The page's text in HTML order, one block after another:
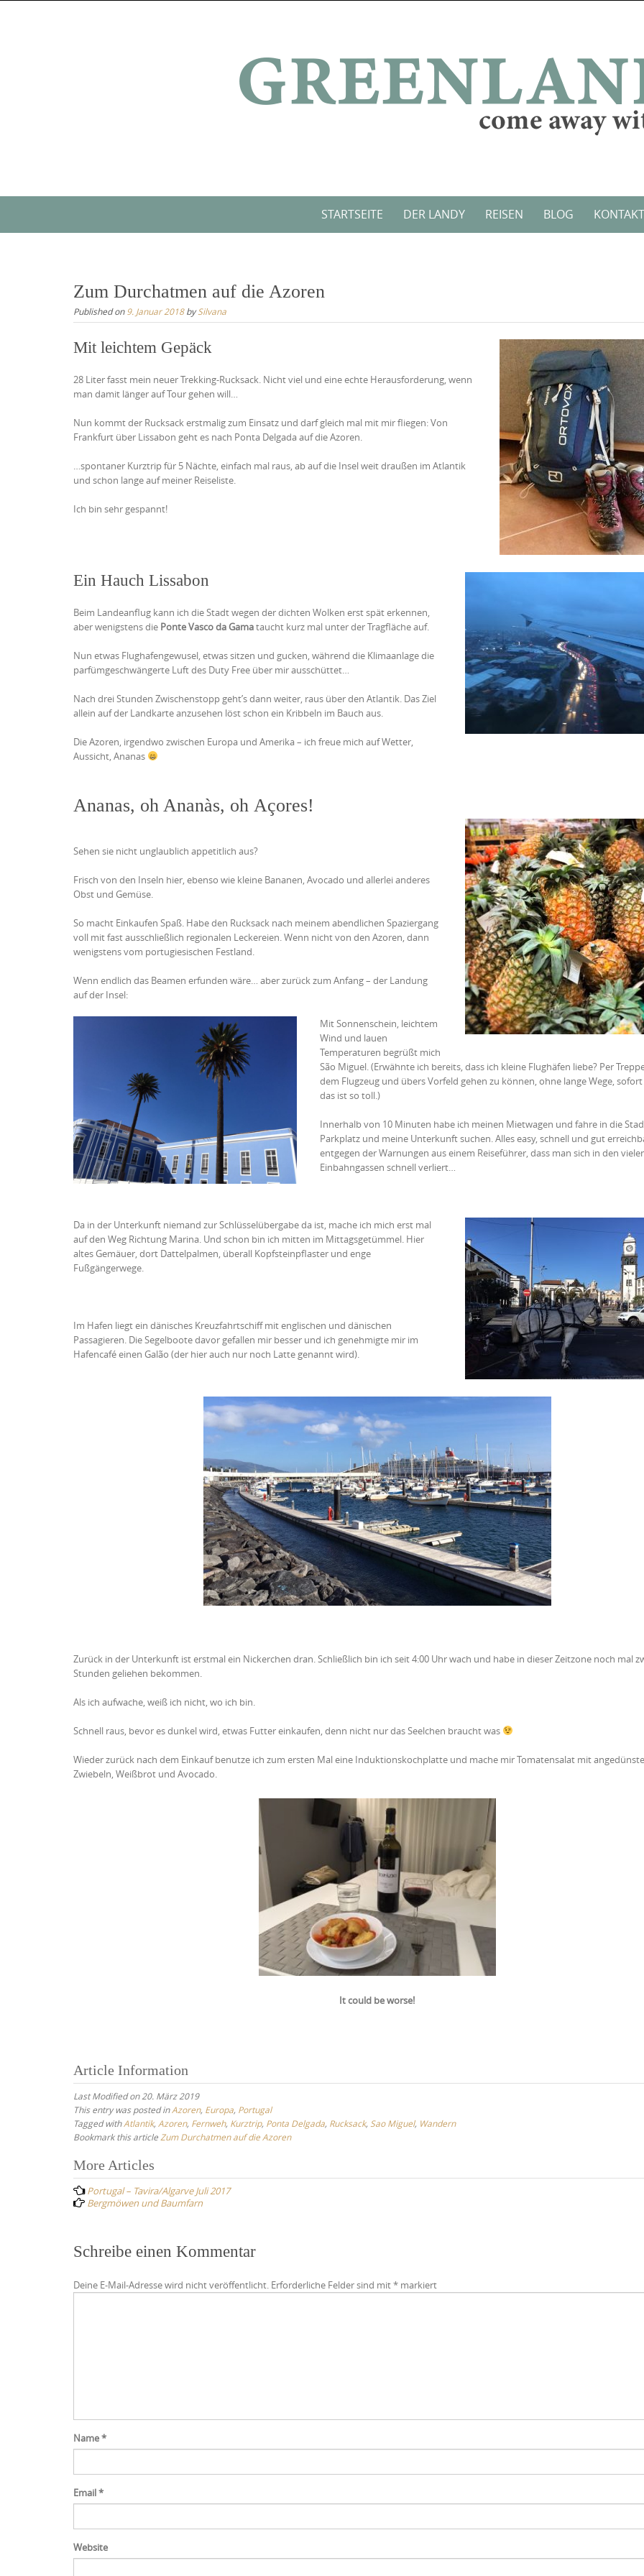
STARTSEITE DER LANDY REISEN BLOG KONTAKT
Zum Durchatmen auf die Azoren
Published on 9. Januar 2018bySilvana
Mit leichtem Gepäck
28 Liter fasst mein neuer Trekking-Rucksack. Nicht viel und eine echte Herausforderung, wenn
man damit länger auf Tour gehen will…
Nun kommt der Rucksack erstmalig zum Einsatz und darf gleich mal mit mir fliegen: Von
Frankfurt über Lissabon geht es nach Ponta Delgada auf die Azoren.
…spontaner Kurztrip für 5 Nächte, einfach mal raus, ab auf die Insel weit draußen im Atlantik
und schon lange auf meiner Reiseliste.
Ich bin sehr gespannt!
Ein Hauch Lissabon
Beim Landeanflug kann ich die Stadt wegen der dichten Wolken erst spät erkennen,
aber wenigstens die Ponte Vasco da Gamataucht kurz mal unter der Tragfläche auf.
Nun etwas Flughafengewusel, etwas sitzen und gucken, während die Klimaanlage die
parfümgeschwängerte Luft des Duty Free über mir ausschüttet…
Nach drei Stunden Zwischenstopp geht’s dann weiter, raus über den Atlantik. Das Ziel
allein auf der Landkarte anzusehen löst schon ein Kribbeln im Bauch aus.
Die Azoren, irgendwo zwischen Europa und Amerika – ich freue mich auf Wetter,
Aussicht, Ananas
Ananas, oh Ananàs, oh Açores!
Sehen sie nicht unglaublich appetitlich aus?
Frisch von den Inseln hier, ebenso wie kleine Bananen, Avocado und allerlei anderes
Obst und Gemüse.
So macht Einkaufen Spaß. Habe den Rucksack nach meinem abendlichen Spaziergang
voll mit fast ausschließlich regionalen Leckereien. Wenn nicht von den Azoren, dann
wenigstens vom portugiesischen Festland.
Wenn endlich das Beamen erfunden wäre… aber zurück zum Anfang – der Landung
auf der Insel:
Mit Sonnenschein, leichtem
Wind und lauen
Temperaturen begrüßt mich
São Miguel. (Erwähnte ich bereits, dass ich kleine Flughäfen liebe? Per
dem Flugzeug und übers Vorfeld gehen zu können, ohne lange Wege, sofort
das ist so toll.)
Innerhalb von 10 Minuten habe ich meinen Mietwagen und fahre in die
Parkplatz und meine Unterkunft suchen. Alles easy, schnell und gut
entgegen der Warnungen aus einem Reiseführer, dass man sich in den
Einbahngassen schnell verliert…
Da in der Unterkunft niemand zur Schlüsselübergabe da ist, mache ich mich erst mal
auf den Weg Richtung Marina. Und schon bin ich mitten im Mittagsgetümmel. Hier
altes Gemäuer, dort Dattelpalmen, überall Kopfsteinpflaster und enge
Fußgängerwege.
Im Hafen liegt ein dänisches Kreuzfahrtschiff mit englischen und dänischen
Passagieren. Die Segelboote davor gefallen mir besser und ich genehmigte mir im
Hafencafé einen Galão (der hier auch nur noch Latte genannt wird).
Zurück in der Unterkunft ist erstmal ein Nickerchen dran. Schließlich bin ich seit 4:00 Uhr wach und habe in dieser Zeitzone noch mal
Stunden geliehen bekommen.
Als ich aufwache, weiß ich nicht, wo ich bin.
Schnell raus, bevor es dunkel wird, etwas Futter einkaufen, denn nicht nur das Seelchen braucht was
Wieder zurück nach dem Einkauf benutze ich zum ersten Mal eine Induktionskochplatte und mache mir Tomatensalat mit
Zwiebeln, Weißbrot und Avocado.
It could be worse!
Article Information
Last Modified on 20. März 2019
This entry was posted inAzoren, Europa, Portugal
Tagged withAtlantik, Azoren, Fernweh, Kurztrip, Ponta Delgada, Rucksack, Sao Miguel, Wandern
Bookmark this article Zum Durchatmen auf die Azoren
Post
navigation
More Articles
Portugal – Tavira/Algarve Juli 2017
Bergmöwen und Baumfarn
Schreibe einen Kommentar
Deine E-Mail-Adresse wird nicht veröffentlicht. Erforderliche Felder sind mit* markiert
Name*
Email*
Website